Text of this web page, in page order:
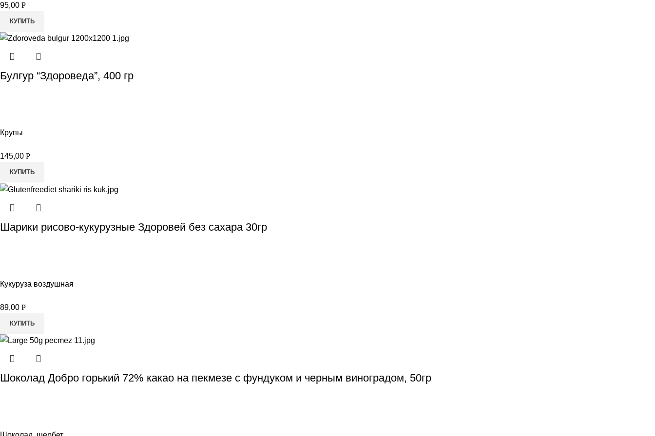
95,00 Р
КУПИТЬ
Булгур “Здороведа”, 400 гр
Крупы
145,00 Р
КУПИТЬ
Шарики рисово-кукурузные Здоровей без сахара 30гр
Кукуруза воздушная
89,00 Р
КУПИТЬ
Шоколад Добро горький 72% какао на пекмезе с фундуком и черным виноградом, 50гр